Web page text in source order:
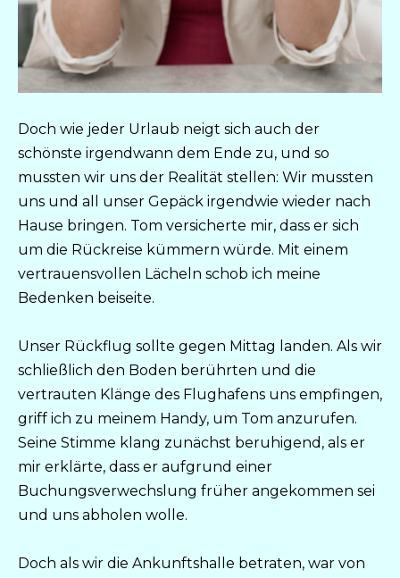
Doch wie jeder Urlaub neigt sich auch der
schönste irgendwann dem Ende zu, und so
mussten wir uns der Realität stellen: Wir mussten
uns und all unser Gepäck irgendwie wieder nach
Hause bringen. Tom versicherte mir, dass er sich
um die Rückreise kümmern würde. Mit einem
vertrauensvollen Lächeln schob ich meine
Bedenken beiseite.
Unser Rückflug sollte gegen Mittag landen. Als wir
schließlich den Boden berührten und die
vertrauten Klänge des Flughafens uns empfingen,
griff ich zu meinem Handy, um Tom anzurufen.
Seine Stimme klang zunächst beruhigend, als er
mir erklärte, dass er aufgrund einer
Buchungsverwechslung früher angekommen sei
und uns abholen wolle.
Doch als wir die Ankunftshalle betraten, war von